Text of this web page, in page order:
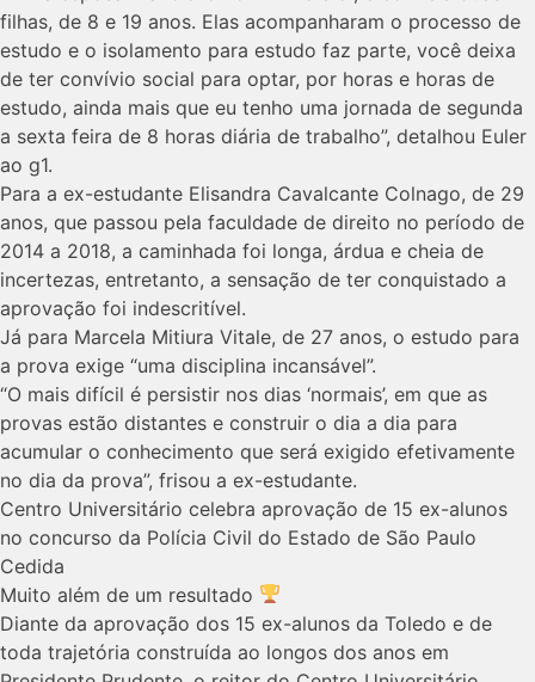
filhas, de 8 e 19 anos. Elas acompanharam o processo de
estudo e o isolamento para estudo faz parte, você deixa
de ter convívio social para optar, por horas e horas de
estudo, ainda mais que eu tenho uma jornada de segunda
a sexta feira de 8 horas diária de trabalho”, detalhou Euler
ao g1.
Para a ex-estudante Elisandra Cavalcante Colnago, de 29
anos, que passou pela faculdade de direito no período de
2014 a 2018, a caminhada foi longa, árdua e cheia de
incertezas, entretanto, a sensação de ter conquistado a
aprovação foi indescritível.
Já para Marcela Mitiura Vitale, de 27 anos, o estudo para
a prova exige “uma disciplina incansável”.
“O mais difícil é persistir nos dias ‘normais’, em que as
provas estão distantes e construir o dia a dia para
acumular o conhecimento que será exigido efetivamente
no dia da prova”, frisou a ex-estudante.
Centro Universitário celebra aprovação de 15 ex-alunos
no concurso da Polícia Civil do Estado de São Paulo
Cedida
Muito além de um resultado
Diante da aprovação dos 15 ex-alunos da Toledo e de
toda trajetória construída ao longos dos anos em